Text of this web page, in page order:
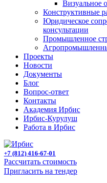
Визуальное
Конструктивные
Юридическое
консультации
Промышленное
Проекты
Новости
Документы
Блог
Вопрос-ответ
Контакты
Академия Ирбис
Ирбис-Курулуш
Работа в Ирбис
+7 (812) 416-67-01
Рассчитать стоимость
Пригласить на тендер